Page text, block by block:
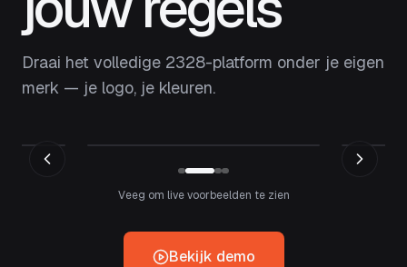
Draai het volledige 2328-platform onder je eigen
merk — je logo, je kleuren.
Veeg om live voorbeelden te zien
Bekijk demo